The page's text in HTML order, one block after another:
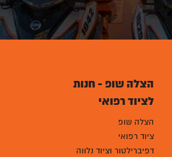
הצלה שופ - חנות
לציוד רפואי
הצלה שופ
ציוד רפואי
דפיברילטור וציוד נלווה